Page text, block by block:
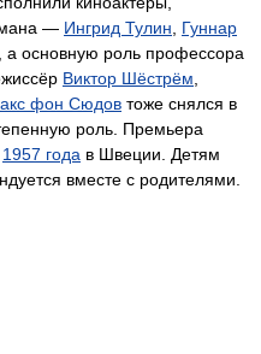
— Ингрид Тулин
Гуннар
, а основную роль профессора
Виктор Шёстрём
фон Сюдов тоже снялся в
роль. Премьера
1957 года в Швеции. Детям
вместе с родителями.